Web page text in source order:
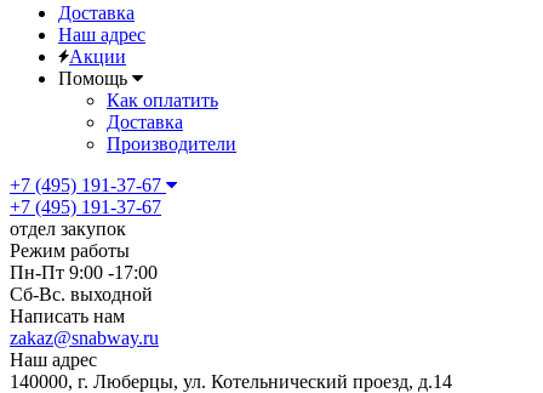
Доставка
Наш адрес
Акции
Помощь
Как оплатить
Доставка
Производители
+7 (495) 191-37-67
+7 (495) 191-37-67
отдел закупок
Режим работы
Пн-Пт 9:00 -17:00
Сб-Вс. выходной
Написать нам
zakaz@snabway.ru
Наш адрес
140000, г. Люберцы, ул. Котельнический проезд, д.14